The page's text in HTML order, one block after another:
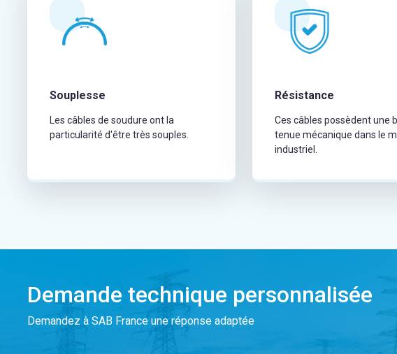
Souplesse
Les câbles de soudure ont la
particularité d'être très souples.
Résistance
Ces câbles possèdent une
tenue mécanique dans le
industriel.
Demande technique personnalisée
Demandez à SAB France une réponse adaptée